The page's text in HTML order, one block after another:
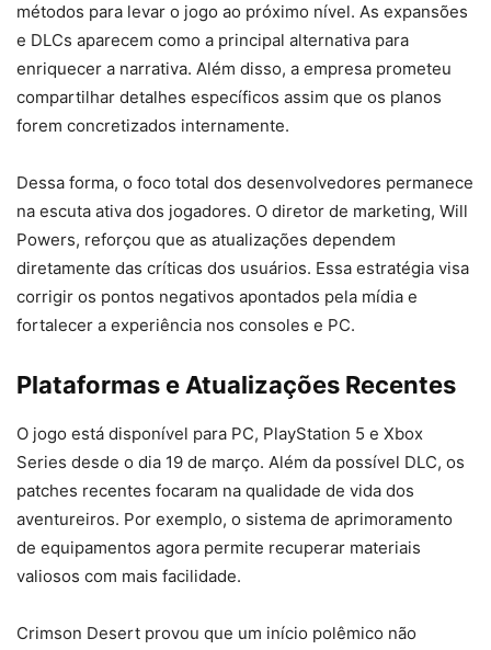
métodos para levar o jogo ao próximo nível. As expansões
e DLCs aparecem como a principal alternativa para
enriquecer a narrativa. Além disso, a empresa prometeu
compartilhar detalhes específicos assim que os planos
forem concretizados internamente.
Dessa forma, o foco total dos desenvolvedores permanece
na escuta ativa dos jogadores. O diretor de marketing, Will
Powers, reforçou que as atualizações dependem
diretamente das críticas dos usuários. Essa estratégia visa
corrigir os pontos negativos apontados pela mídia e
fortalecer a experiência nos consoles e PC.
Plataformas e Atualizações Recentes
O jogo está disponível para PC, PlayStation 5 e Xbox
Series desde o dia 19 de março. Além da possível DLC, os
patches recentes focaram na qualidade de vida dos
aventureiros. Por exemplo, o sistema de aprimoramento
de equipamentos agora permite recuperar materiais
valiosos com mais facilidade.
Crimson Desert provou que um início polêmico não